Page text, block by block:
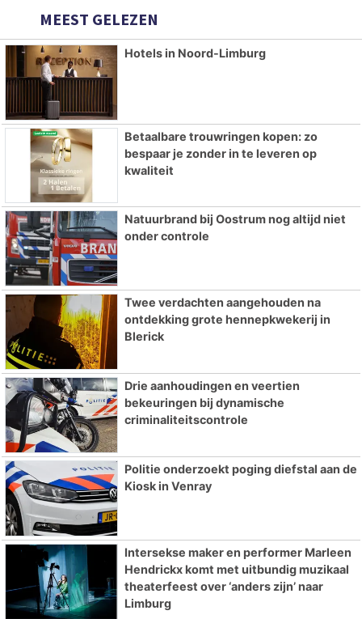
MEEST GELEZEN
Hotels in Noord-Limburg
Betaalbare trouwringen kopen: zo
bespaar je zonder in te leveren op
kwaliteit
Natuurbrand bij Oostrum nog altijd niet
onder controle
Twee verdachten aangehouden na
ontdekking grote hennepkwekerij in
Blerick
Drie aanhoudingen en veertien
bekeuringen bij dynamische
criminaliteitscontrole
Politie onderzoekt poging diefstal aan de
Kiosk in Venray
Intersekse maker en performer Marleen
Hendrickx komt met uitbundig muzikaal
theaterfeest over ‘anders zijn’ naar
Limburg